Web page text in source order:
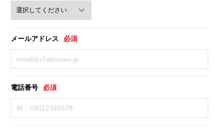
メールアドレス 必須
電話番号 必須